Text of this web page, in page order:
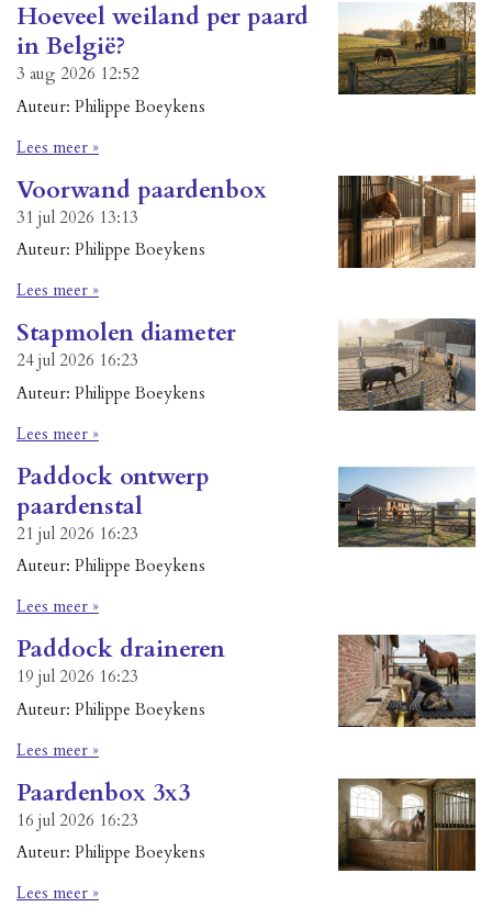
Hoeveel weiland per paard
in België?
3 aug 2026 12:52
Auteur: Philippe Boeykens
Lees meer »
Voorwand paardenbox
31 jul 2026 13:13
Auteur: Philippe Boeykens
Lees meer »
Stapmolen diameter
24 jul 2026 16:23
Auteur: Philippe Boeykens
Lees meer »
Paddock ontwerp
paardenstal
21 jul 2026 16:23
Auteur: Philippe Boeykens
Lees meer »
Paddock draineren
19 jul 2026 16:23
Auteur: Philippe Boeykens
Lees meer »
Paardenbox 3x3
16 jul 2026 16:23
Auteur: Philippe Boeykens
Lees meer »